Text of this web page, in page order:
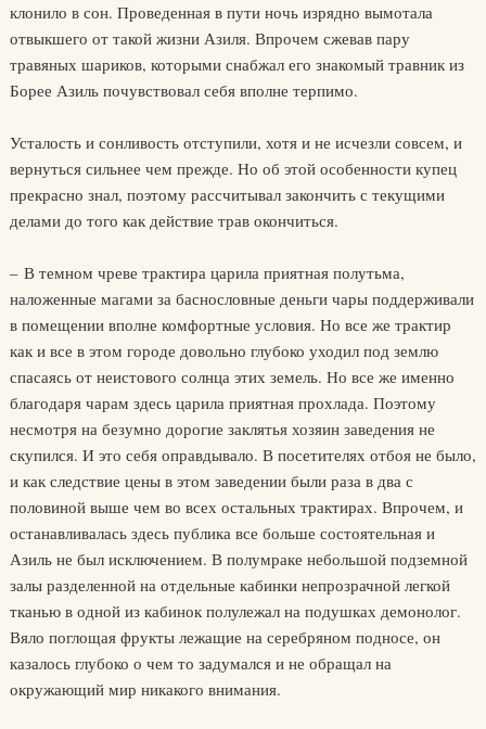
клонило в сон. Проведенная в пути ночь изрядно вымотала
отвыкшего от такой жизни Азиля. Впрочем сжевав пару
травяных шариков, которыми снабжал его знакомый травник из
Борее Азиль почувствовал себя вполне терпимо.
Усталость и сонливость отступили, хотя и не исчезли совсем, и
вернуться сильнее чем прежде. Но об этой особенности купец
прекрасно знал, поэтому рассчитывал закончить с текущими
делами до того как действие трав окончиться.
– В темном чреве трактира царила приятная полутьма,
наложенные магами за баснословные деньги чары поддерживали
в помещении вполне комфортные условия. Но все же трактир
как и все в этом городе довольно глубоко уходил под землю
спасаясь от неистового солнца этих земель. Но все же именно
благодаря чарам здесь царила приятная прохлада. Поэтому
несмотря на безумно дорогие заклятья хозяин заведения не
скупился. И это себя оправдывало. В посетителях отбоя не было,
и как следствие цены в этом заведении были раза в два с
половиной выше чем во всех остальных трактирах. Впрочем, и
останавливалась здесь публика все больше состоятельная и
Азиль не был исключением. В полумраке небольшой подземной
залы разделенной на отдельные кабинки непрозрачной легкой
тканью в одной из кабинок полулежал на подушках демонолог.
Вяло поглощая фрукты лежащие на серебряном подносе, он
казалось глубоко о чем то задумался и не обращал на
окружающий мир никакого внимания.